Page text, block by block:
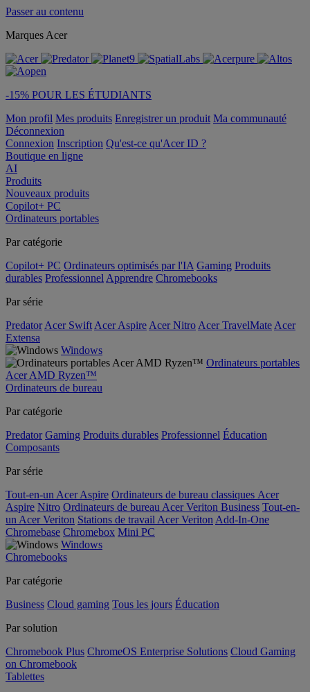
Passer au contenu
Marques Acer
-15% POUR LES ÉTUDIANTS
Mon profil Mes produits Enregistrer un produit Ma communauté
Déconnexion
Connexion Inscription Qu'est-ce qu'Acer ID ?
Boutique en ligne
AI
Produits
Nouveaux produits
Copilot+ PC
Ordinateurs portables
Par catégorie
Copilot+ PC Ordinateurs optimisés par l'IA Gaming Produits
durables Professionnel Apprendre Chromebooks
Par série
Predator Acer Swift Acer Aspire Acer Nitro Acer TravelMate Acer
Extensa
Windows
Ordinateurs portables
Acer AMD Ryzen™
Ordinateurs de bureau
Par catégorie
Predator Gaming Produits durables Professionnel Éducation
Composants
Par série
Tout-en-un Acer Aspire Ordinateurs de bureau classiques Acer
Aspire Nitro Ordinateurs de bureau Acer Veriton Business Tout-en-
un Acer Veriton Stations de travail Acer Veriton Add-In-One
Chromebase Chromebox Mini PC
Windows
Chromebooks
Par catégorie
Business Cloud gaming Tous les jours Éducation
Par solution
Chromebook Plus ChromeOS Enterprise Solutions Cloud Gaming
on Chromebook
Tablettes